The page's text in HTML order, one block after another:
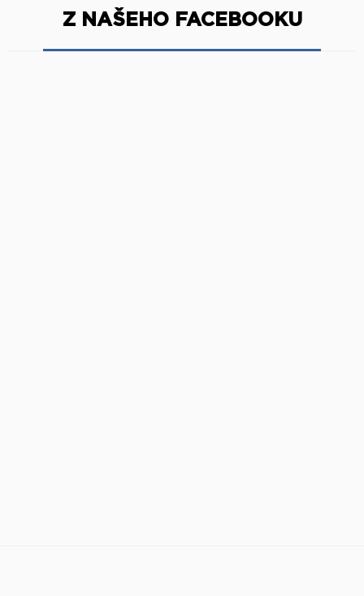
Z NAŠEHO FACEBOOKU